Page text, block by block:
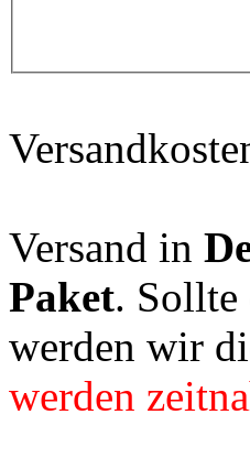
Versand in
Paket. Sollte
werden wir
werden